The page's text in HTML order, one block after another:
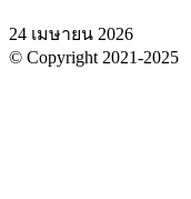
24 เมษายน 2026
© Copyright 2021-2025